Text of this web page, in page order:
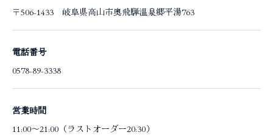
〒506-1433 岐阜県高山市奥飛騨温泉郷平湯763
電話番号
0578-89-3338
営業時間
11:00～21:00（ラストオーダー20:30）